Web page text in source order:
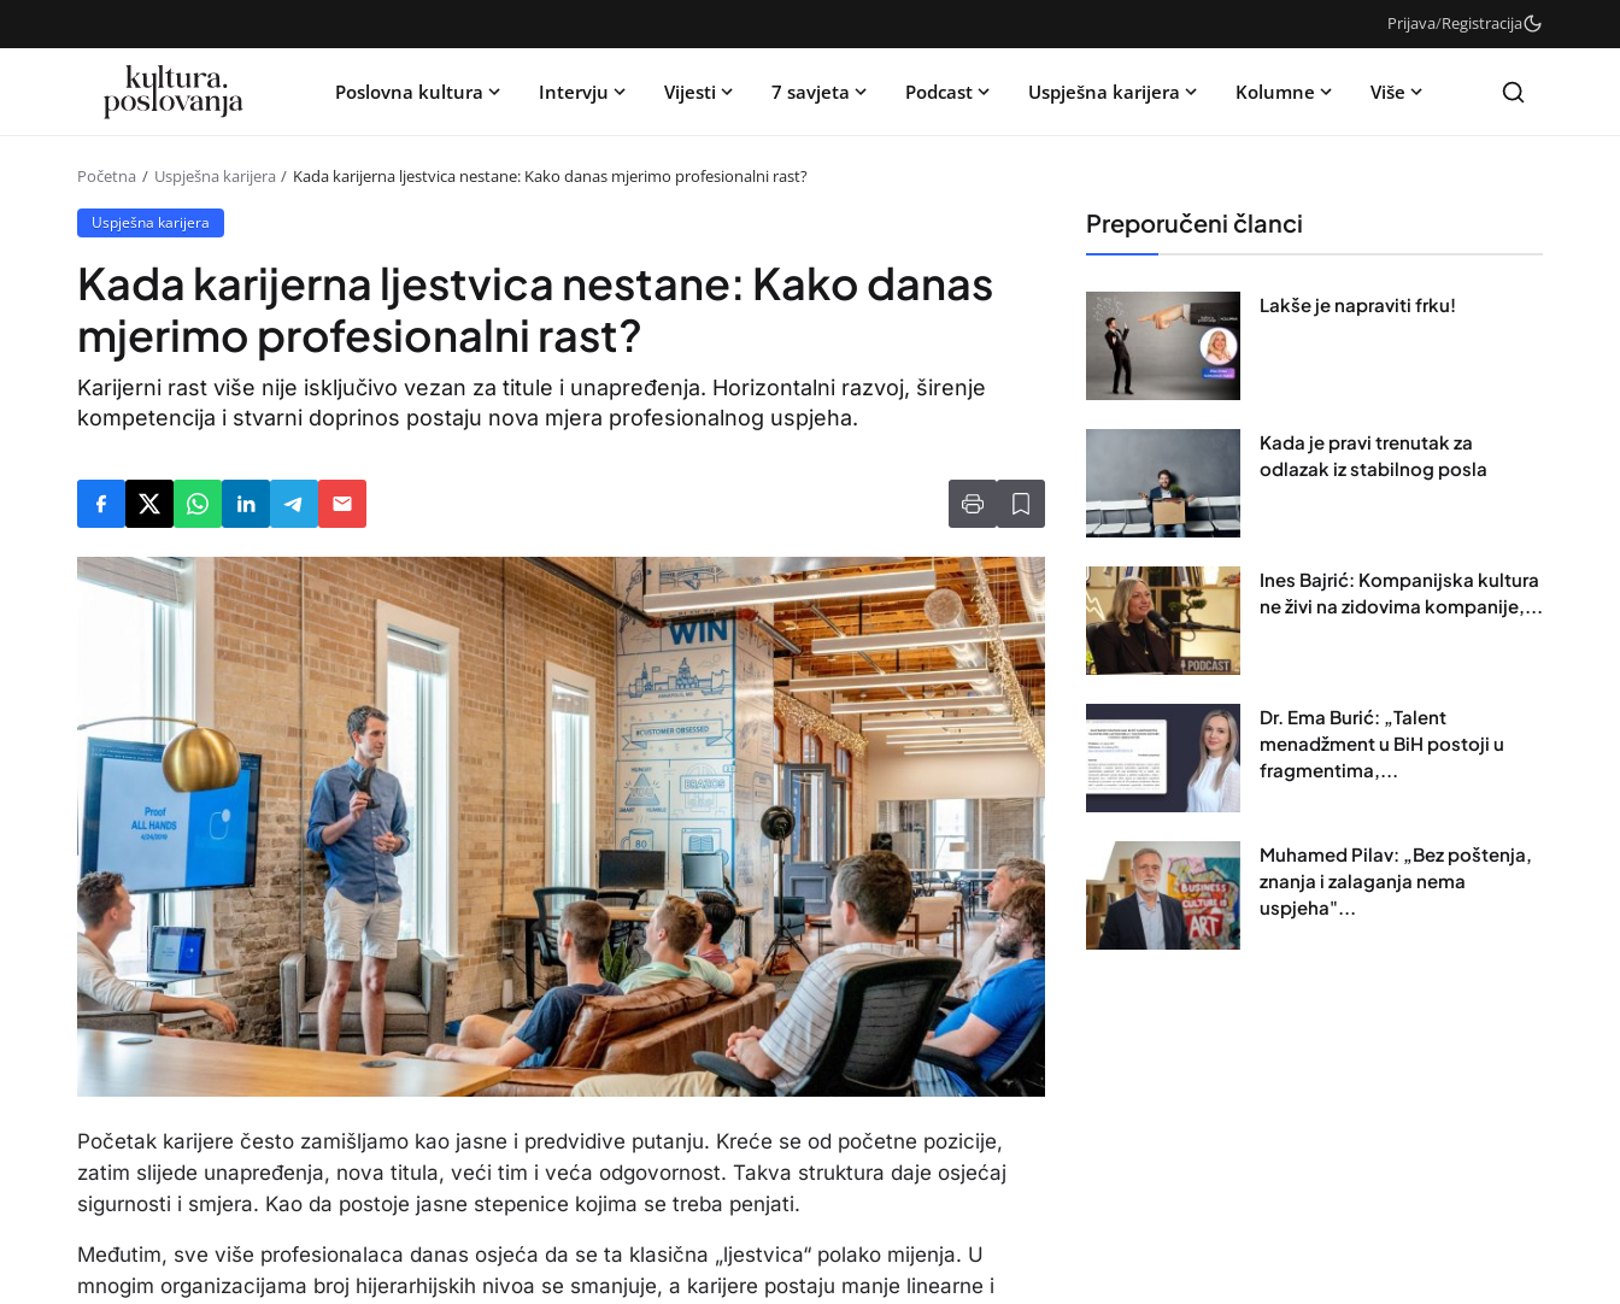
Prijava/Registracija
Poslovna kultura Intervju Vijesti 7 savjeta Podcast Uspješna karijera Kolumne Više
Početna Uspješna karijera Kada karijerna ljestvica nestane: Kako danas mjerimo profesionalni rast?
Uspješna karijera
Kada karijerna ljestvica nestane: Kako danas
mjerimo profesionalni rast?
Karijerni rast više nije isključivo vezan za titule i unapređenja. Horizontalni razvoj, širenje
kompetencija i stvarni doprinos postaju nova mjera profesionalnog uspjeha.
Početak karijere često zamišljamo kao jasne i predvidive putanju. Kreće se od početne pozicije,
zatim slijede unapređenja, nova titula, veći tim i veća odgovornost. Takva struktura daje osjećaj
sigurnosti i smjera. Kao da postoje jasne stepenice kojima se treba penjati.
Međutim, sve više profesionalaca danas osjeća da se ta klasična „ljestvica“ polako mijenja. U
mnogim organizacijama broj hijerarhijskih nivoa se smanjuje, a karijere postaju manje linearne i
Preporučeni članci
Lakše je napraviti frku!
Kada je pravi trenutak za
odlazak iz stabilnog posla
Ines Bajrić: Kompanijska kultura
ne živi na zidovima kompanije,...
Dr. Ema Burić: „Talent
menadžment u BiH postoji u
fragmentima,...
Muhamed Pilav: „Bez poštenja,
znanja i zalaganja nema
uspjeha"...